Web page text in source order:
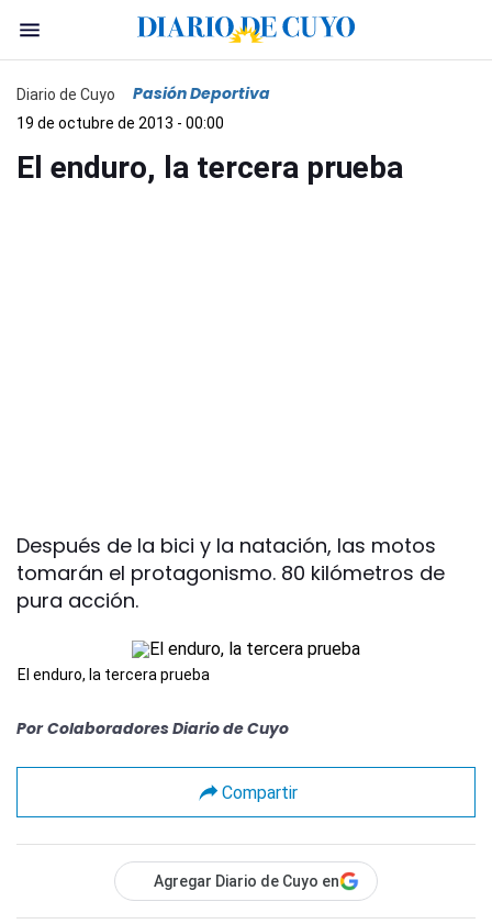
Diario de Cuyo Pasión Deportiva
19 de octubre de 2013 - 00:00
El enduro, la tercera prueba
Después de la bici y la natación, las motos
tomarán el protagonismo. 80 kilómetros de
pura acción.
El enduro, la tercera prueba
Por Colaboradores Diario de Cuyo
Compartir
Agregar Diario de Cuyo en